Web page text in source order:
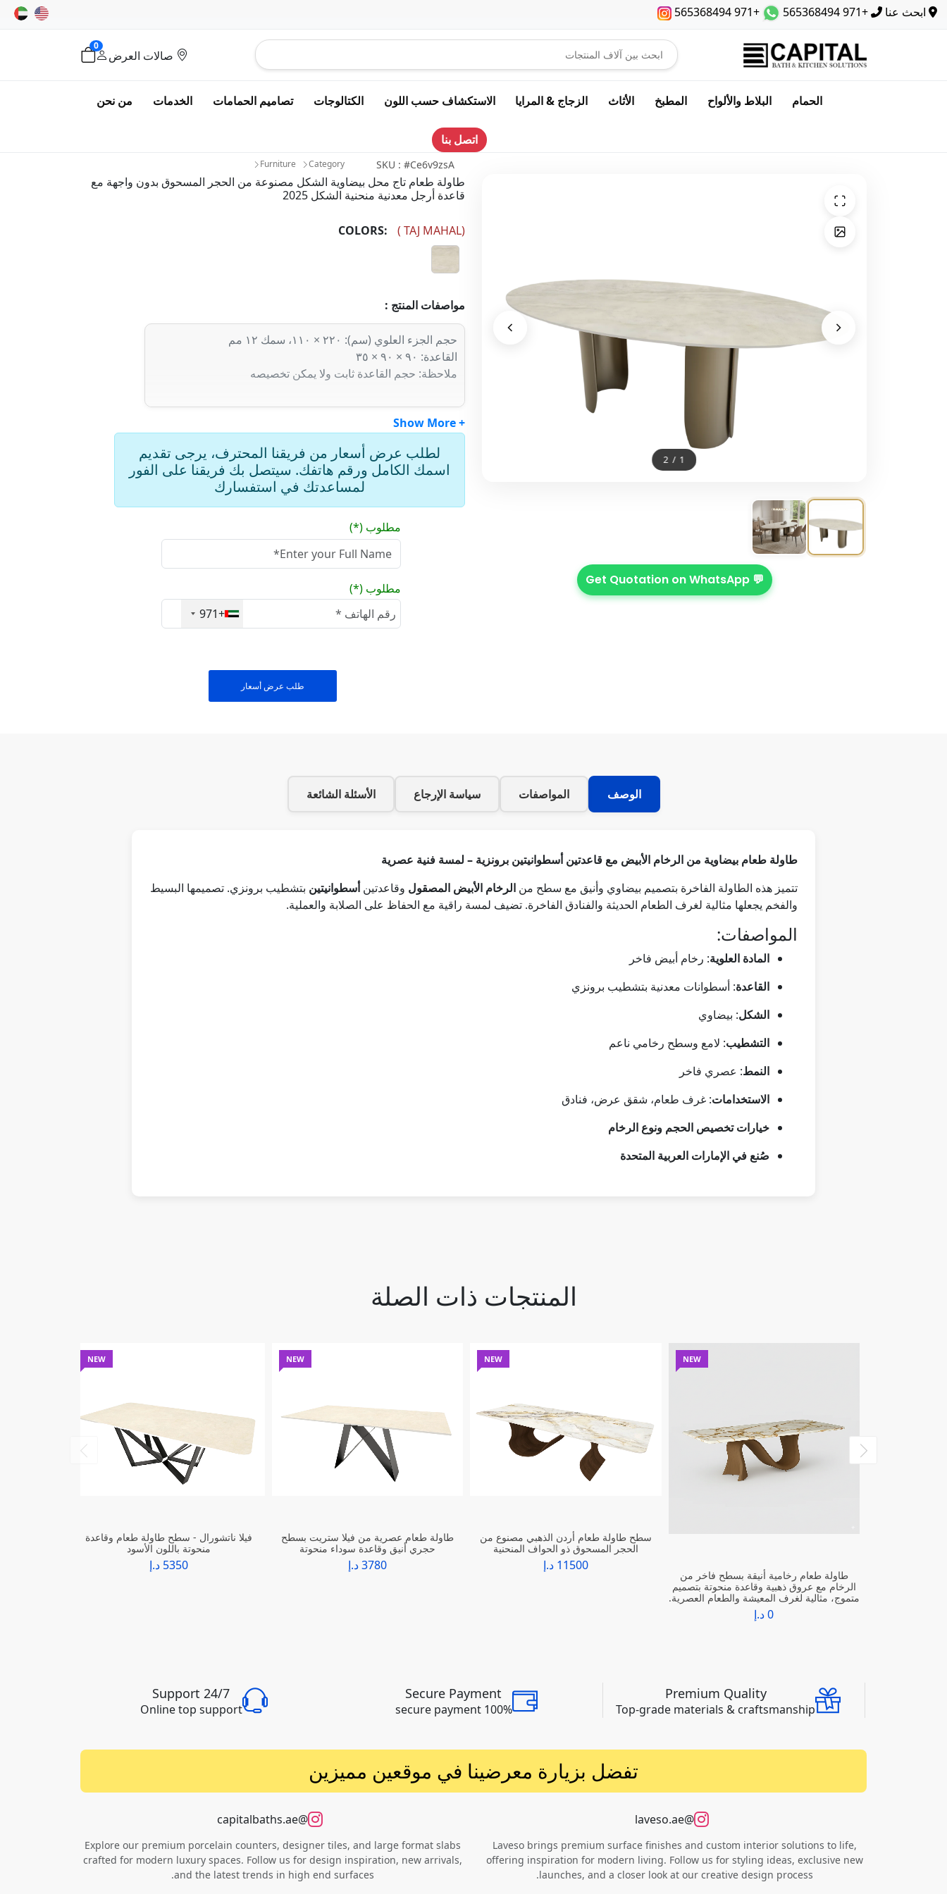
ابحث عنا +971 565368494
+971 565368494
صالات العرض
0
الحمام البلاط والألواح المطبخ الأثاث الزجاج & المرايا الاستكشاف حسب اللون الكتالوجات تصاميم الحمامات الخدمات من نحن
اتصل بنا
1
/
2
💬 Get Quotation on WhatsApp
Category
Furniture SKU : #Ce6v9zsA
طاولة طعام تاج محل بيضاوية الشكل مصنوعة من الحجر المسحوق بدون واجهة مع
قاعدة أرجل معدنية منحنية الشكل 2025
COLORS: ( TAJ MAHAL)
مواصفات المنتج :
حجم الجزء العلوي (سم): ٢٢٠ × ١١٠، سمك ١٢ مم
القاعدة: ٩٠ × ٩٠ × ٣٥
ملاحظة: حجم القاعدة ثابت ولا يمكن تخصيصه
+ Show More
لطلب عرض أسعار من فريقنا المحترف، يرجى تقديم
اسمك الكامل ورقم هاتفك. سيتصل بك فريقنا على الفور
لمساعدتك في استفسارك
مطلوب (*)
مطلوب (*)
+971
طلب عرض أسعار
الوصف المواصفات سياسة الإرجاع الأسئلة الشائعة
طاولة طعام بيضاوية من الرخام الأبيض مع قاعدتين أسطوانيتين برونزية – لمسة فنية عصرية
تتميز هذه الطاولة الفاخرة بتصميم بيضاوي وأنيق مع سطح من الرخام الأبيض المصقول وقاعدتينأسطوانيتين بتشطيب برونزي. تصميمها البسيط
والفخم يجعلها مثالية لغرف الطعام الحديثة والفنادق الفاخرة. تضيف لمسة راقية مع الحفاظ على الصلابة والعملية.
المواصفات:
المادة العلوية: رخام أبيض فاخر
القاعدة: أسطوانات معدنية بتشطيب برونزي
الشكل: بيضاوي
التشطيب: لامع وسطح رخامي ناعم
النمط: عصري فاخر
الاستخدامات: غرف طعام، شقق عرض، فنادق
خيارات تخصيص الحجم ونوع الرخام
صُنع في الإمارات العربية المتحدة
المنتجات ذات الصلة
NEW
فيلا ناتشورال - سطح طاولة طعام وقاعدة
منحوتة باللون الأسود
5350 د.إ
NEW
طاولة طعام عصرية من فيلا ستريت بسطح
حجري أنيق وقاعدة سوداء منحوتة
3780 د.إ
NEW
سطح طاولة طعام أردن الذهبي مصنوع من
الحجر المسحوق ذو الحواف المنحنية
11500 د.إ
NEW
طاولة طعام رخامية أنيقة بسطح فاخر من
الرخام مع عروق ذهبية وقاعدة منحوتة بتصميم
متموج، مثالية لغرف المعيشة والطعام العصرية.
0 د.إ
Premium Quality
Top-grade materials & craftsmanship
Secure Payment
100% secure payment
24/7 Support
Online top support
تفضل بزيارة معرضينا في موقعين مميزين
@laveso.ae
Laveso brings premium surface finishes and custom interior solutions to life,
offering inspiration for modern living. Follow us for styling ideas, exclusive new
launches, and a closer look at our creative design process.
@capitalbaths.ae
Explore our premium porcelain counters, designer tiles, and large format slabs
crafted for modern luxury spaces. Follow us for design inspiration, new arrivals,
and the latest trends in high end surfaces.